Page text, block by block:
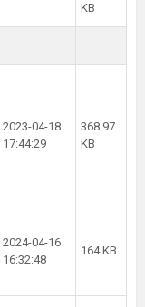
KB
2023-04-18
17:44:29
368.97
KB
2024-04-16
16:32:48
164 KB